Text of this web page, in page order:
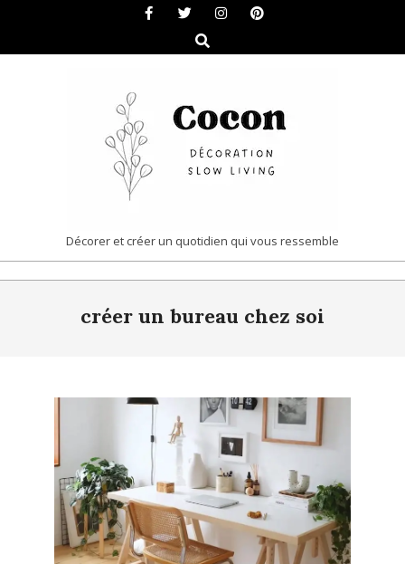
content
Search
COCON
|
DÉCORATION
LIVING
Décorer et créer un quotidien qui vous ressemble
créer un bureau chez soi